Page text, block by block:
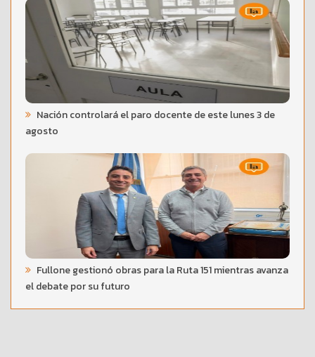
Nación controlará el paro docente de este lunes 3 de
agosto
Fullone gestionó obras para la Ruta 151 mientras avanza
el debate por su futuro